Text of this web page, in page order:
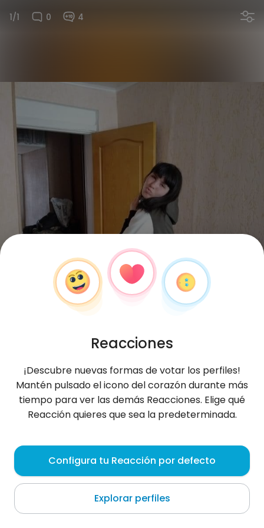
1/1 0 4
Sterva7777 , 27
Vvedenka
Sobre mí
Reacciones
¡Descubre nuevas formas de votar los perfiles!
Mantén pulsado el icono del corazón durante más
tiempo para ver las demás Reacciones. Elige qué
Reacción quieres que sea la predeterminada.
Configura tu Reacción por defecto
Explorar perfiles